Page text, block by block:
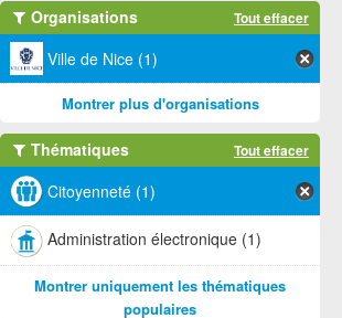
Organisations Tout effacer
Ville de Nice (1)
Montrer plus d'organisations
Thématiques Tout effacer
Citoyenneté (1)
Administration électronique (1)
Montrer uniquement les thématiques
populaires